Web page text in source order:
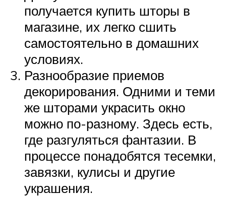
получается купить шторы в
магазине, их легко сшить
самостоятельно в домашних
условиях.
Разнообразие приемов
декорирования. Одними и теми
же шторами украсить окно
можно по-разному. Здесь есть,
где разгуляться фантазии. В
процессе понадобятся тесемки,
завязки, кулисы и другие
украшения.